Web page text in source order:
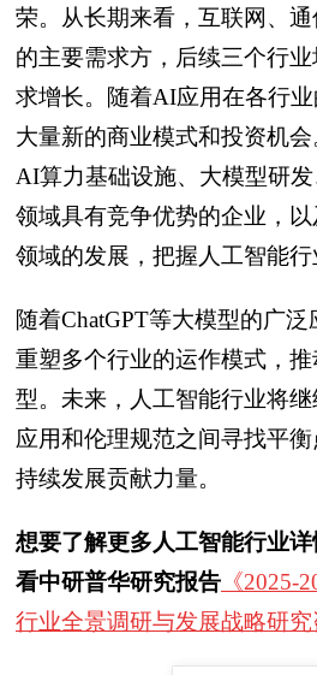
荣。从长期来看，互联网、
的主要需求方，后续三个行
求增长。随着AI应用在各行
大量新的商业模式和投资机
AI算力基础设施、大模型研
领域具有竞争优势的企业，
领域的发展，把握人工智能行
随着ChatGPT等大模型的广
重塑多个行业的运作模式，
型。未来，人工智能行业将
应用和伦理规范之间寻找平
持续发展贡献力量。
想要了解更多人工智能行业
看中研普华研究报告 《2025-
行业全景调研与发展战略研究